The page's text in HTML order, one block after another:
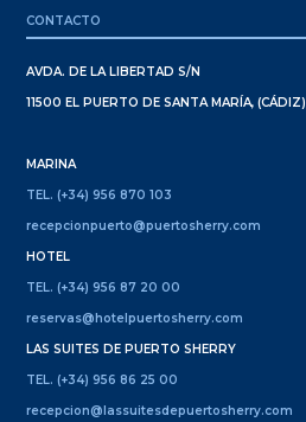
CONTACTO
AVDA. DE LA LIBERTAD S/N
11500 EL PUERTO DE SANTA MARÍA, (CÁDIZ)
MARINA
TEL. (+34) 956 870 103
recepcionpuerto@puertosherry.com
HOTEL
TEL. (+34) 956 87 20 00
reservas@hotelpuertosherry.com
LAS SUITES DE PUERTO SHERRY
TEL. (+34) 956 86 25 00
recepcion@lassuitesdepuertosherry.com